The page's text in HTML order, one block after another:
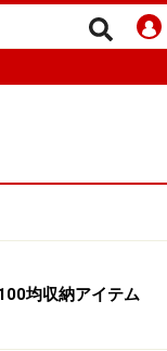
均収納アイテム